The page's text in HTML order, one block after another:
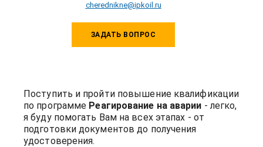
cherednikne@ipkoil.ru
ЗАДАТЬ ВОПРОС
Поступить и пройти повышение квалификации
по программе Реагирование на аварии - легко,
я буду помогать Вам на всех этапах - от
подготовки документов до получения
удостоверения.